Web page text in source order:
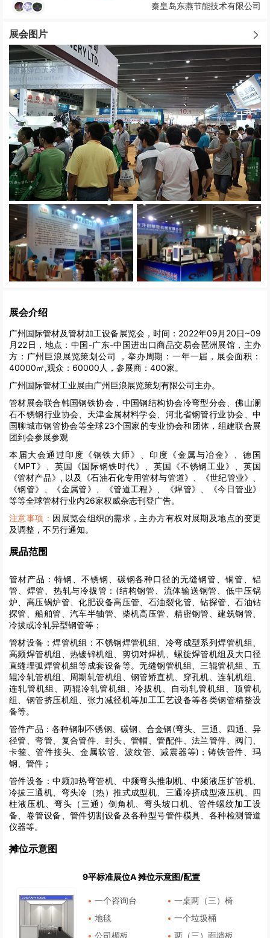
秦皇岛东燕节能技术有限公司
展会图片
展会介绍
广州国际管材及管材加工设备展览会，时间：2022年09月20日~09
月22日，地点：中国-广东-中国进出口商品交易会琶洲展馆，主办
方：广州巨浪展览策划公司 ，举办周期：一年一届，展会面积：
40000㎡,观众：60000人，参展商：400家。
广州国际管材工业展由广州巨浪展览策划有限公司主办。
管材展会联合韩国钢铁协会，中国钢结构协会冷弯型分会、佛山澜
石不锈钢行业协会、天津金属材料学会、河北省钢管行业协会、中
国聊城市钢管协会等全球23个国家的专业协会和团体，组建联合展
团到会参展参观
本届大会通过印度《钢铁大师》、印度《金属与冶金》、德国
《MPT》、英国《国际钢铁时代》、英国《不锈钢工业》、英国
《管材产品》, 以及《石油石化专用管材与管道》、《世纪管业》、
《钢管》、《金属管》、《管道工程》、《焊管》、《今日管业》
等等全球管材行业内26家权威杂志刊登广告。
注意事项： 因展览会组织的需求，主办方有权对展期及地点的变更
及调整，不另行通知。
展品范围
管材产品：特钢、不锈钢、碳钢各种口径的无缝钢管、铜管、铝
管、焊管、热轧与冷拔管：(结构钢管、流体输送钢管、低中压锅
炉、高压锅炉管、化肥设备高压管、石油裂化管、钻探管、石油钻
探管、船舶管、汽车半轴管、柴机高压管、精密钢管、建筑钢管、
冷拔或冷轧异型钢管等；
管材设备：焊管机组：不锈钢焊管机组、冷弯成型系列焊管机组、
高频焊管机组、热镀锌机组、剪切对焊机、螺旋焊管机组及大口径
直缝埋弧焊管机组等成套设备等。无缝钢管机组、三辊管机组、五
辊冷轧管机组、周期轧管机组、钢管矫直机、穿孔机、连轧机组、
连轧管机组、两辊冷轧管机组、冷拔机、自动轧管机组、顶管机
组、钢管挤压机组、张力减径机等加工工艺设备等各类钢管精整设
备等。
管件产品：各种钢制不锈钢、碳钢、合金钢(弯头、三通、四通、异
径管、弯管、复合管件、封头、管帽、管配件、法兰管件、阀门、
卡箍、管件接头、金属软管、波纹管、减震器等)；铸铁管件、玛
钢、管件；
管件设备：中频加热弯管机、中频弯头推制机、中频液压扩管机、
冷拔三通机、弯头冷（热）推式成型机、三通冷挤成型液压机、四
柱液压机、弯头（三通）倒角机、弯头坡口机、管件螺纹加工设
备、卷管设备、管件切割设备及各种型号管件模具、各种检测管道
仪器等。
摊位示意图
9平标准展位A 摊位示意图/配置
一个咨询台
一桌两（三）椅
地毯
一个垃圾桶
公司楣板
两（三）面墙板